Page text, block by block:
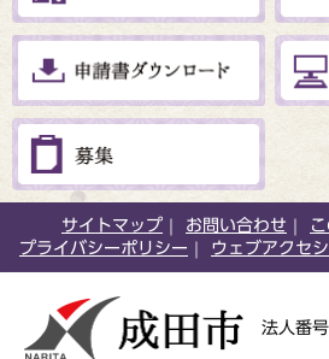
サイトマップ お問い合わせ
プライバシーポリシー
ウェブアクセ
法人番